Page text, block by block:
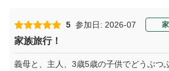
5 参加日: 2026-07
家族旅行！
義母と、主人、3歳5歳の子供でどうぶつ